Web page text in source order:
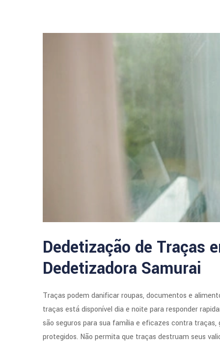
Dedetização de Traças
Dedetizadora Samurai
Traças podem danificar roupas, documentos e
traças está disponível dia e noite para responder
são seguros para sua família e eficazes contra
protegidos. Não permita que traças destruam seus